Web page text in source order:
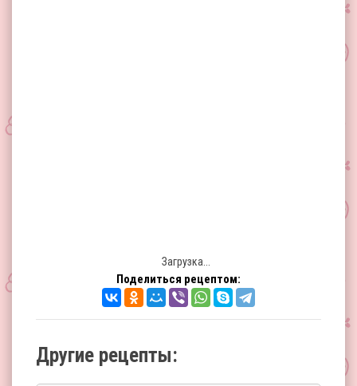
Загрузка...
Поделиться рецептом:
Другие рецепты: